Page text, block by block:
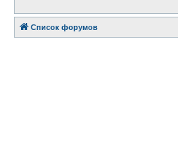
Список форумов